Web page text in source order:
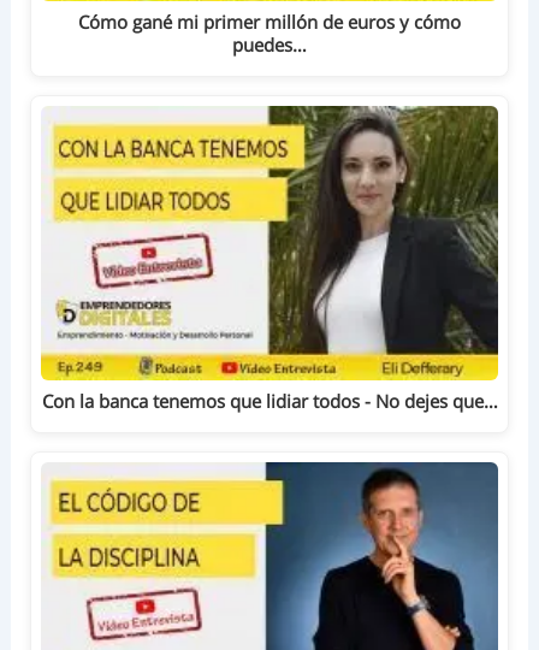
Cómo gané mi primer millón de euros y cómo
puedes…
Con la banca tenemos que lidiar todos - No dejes que…